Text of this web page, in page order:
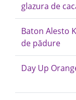
glazura de
Baton Alesto
de pădure
Day Up